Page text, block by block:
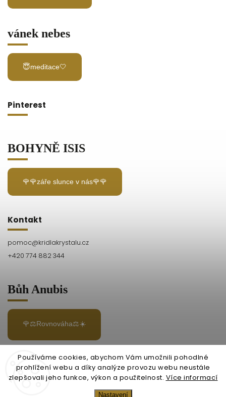
Používáme cookies, abychom Vám umožnili pohodlné
prohlížení webu a díky analýze provozu webu neustále
zlepšovali jeho funkce, výkon a použitelnost. Více informací
Nastavení
vánek nebes
😇meditace🤍
Pinterest
BOHYNĚ ISIS
🌹🌹záře slunce v nás🌹🌹
Kontakt
pomoc@kridlakrystalu.cz
+420 774 882 344
Bůh Anubis
🌹⚖️Rovnováha⚖️☀️
+420